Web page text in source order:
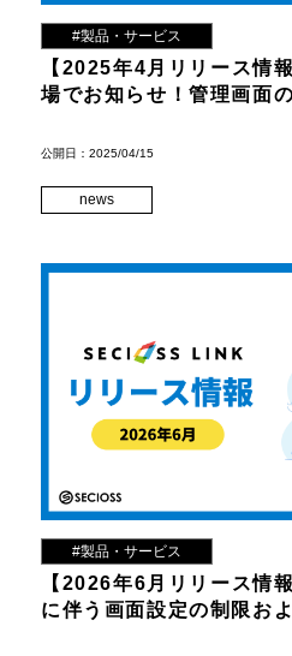
#製品・サービス
【2025年4月リリース情
場でお知らせ！管理画面
公開日：2025/04/15
news
#製品・サービス
【2026年6月リリース情
に伴う画面設定の制限お